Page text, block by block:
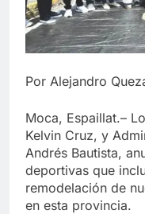
Por Alejandro
Moca, Espaillat.–
Kelvin Cruz, y
Andrés Bautista,
deportivas que
remodelación de
en esta provincia.